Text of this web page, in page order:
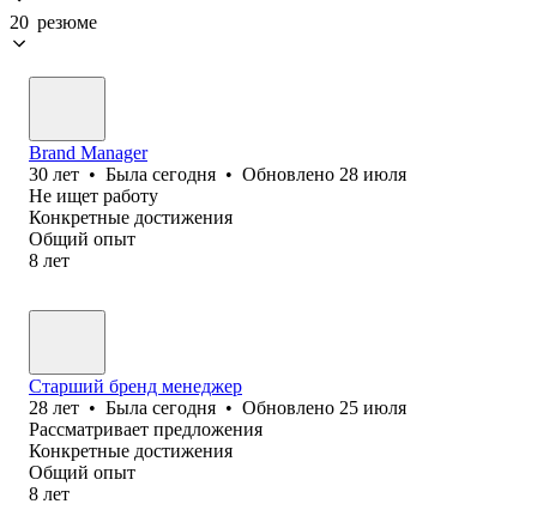
20 резюме
Brand Manager
30 лет • Была сегодня • Обновлено 28 июля
Не ищет работу
Конкретные достижения
Общий опыт
8 лет
Старший бренд менеджер
28 лет • Была сегодня • Обновлено 25 июля
Рассматривает предложения
Конкретные достижения
Общий опыт
8 лет